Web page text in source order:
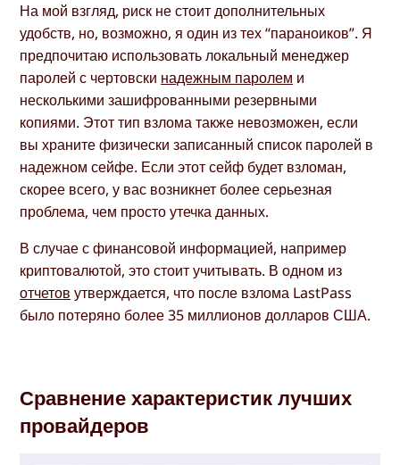
На мой взгляд, риск не стоит дополнительных
удобств, но, возможно, я один из тех “параноиков”. Я
предпочитаю использовать локальный менеджер
паролей с чертовски надежным паролем и
несколькими зашифрованными резервными
копиями. Этот тип взлома также невозможен, если
вы храните физически записанный список паролей в
надежном сейфе. Если этот сейф будет взломан,
скорее всего, у вас возникнет более серьезная
проблема, чем просто утечка данных.
В случае с финансовой информацией, например
криптовалютой, это стоит учитывать. В одном из
отчетов утверждается, что после взлома LastPass
было потеряно более 35 миллионов долларов США.
Сравнение характеристик лучших
провайдеров